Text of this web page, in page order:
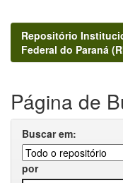
Repositório
Federal do Paraná
Página de
Buscar em:
por